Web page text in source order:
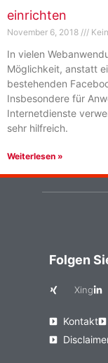
einrichten
November 6, 2018
In vielen
Möglichkeit, anstatt
bestehenden
Insbesondere für
Internetdienste
sehr hilfreich.
Weiterlesen »
Folgen
Xing
Kontakt